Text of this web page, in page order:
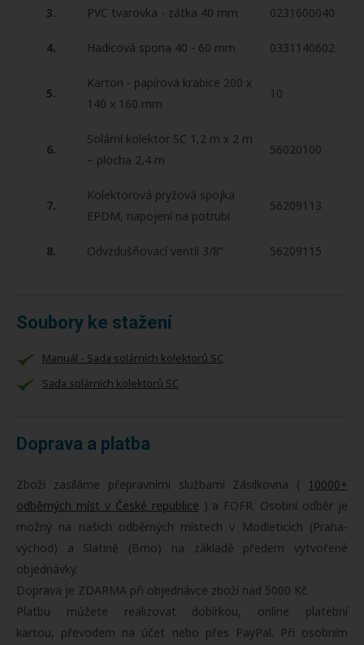
3. PVC tvarovka - zátka 40 mm 0231600040
4. Hadicová spona 40 - 60 mm 0331140602
5.
Karton - papírová krabice 200 x
140 x 160 mm
10
6.
Solární kolektor SC 1,2 m x 2 m
– plocha 2,4 m
56020100
7.
Kolektorová pryžová spojka
EPDM, napojení na potrubí
56209113
8. Odvzdušňovací ventil 3/8“ 56209115
Soubory ke stažení
Manuál - Sada solárních kolektorů SC
Sada solárních kolektorů SC
Doprava a platba
Zboží zasíláme přepravními službami Zásilkovna (
10000+
odběrných míst v České republice ) a FOFR. Osobní odběr je
možný na našich odběrných místech v Modleticích (Praha-
východ) a Slatině (Brno) na základě předem vytvořené
objednávky.
Doprava je ZDARMA při objednávce zboží nad 5000 Kč.
Platbu můžete realizovat dobírkou, online platební
kartou, převodem na účet nebo přes PayPal. Při osobním